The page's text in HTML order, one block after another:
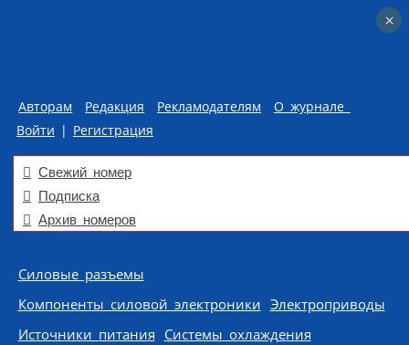
Авторам Редакция Рекламодателям
О журнале
Войти | Регистрация
Свежий номер
Подписка
Архив номеров
Skip to content
Силовые разъемы
Компоненты силовой электроники Электроприводы
Источники питания Системы охлаждения
×
×